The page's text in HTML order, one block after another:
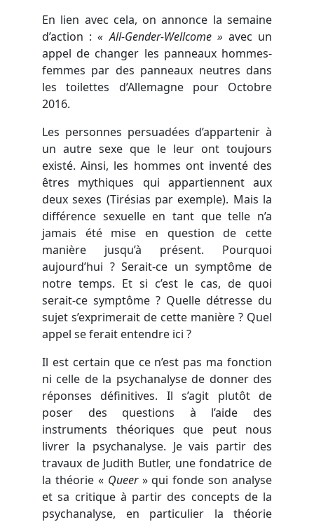
En lien avec cela, on annonce la semaine
d’action :« All-Gender-Wellcome » avec un
appel de changer les panneaux hommes-
femmes par des panneaux neutres dans
les toilettes d’Allemagne pour Octobre
2016.
Les personnes persuadées d’appartenir à
un autre sexe que le leur ont toujours
existé. Ainsi, les hommes ont inventé des
êtres mythiques qui appartiennent aux
deux sexes (Tirésias par exemple). Mais la
différence sexuelle en tant que telle n’a
jamais été mise en question de cette
manière jusqu’à présent. Pourquoi
aujourd’hui ? Serait-ce un symptôme de
notre temps. Et si c’est le cas, de quoi
serait-ce symptôme ? Quelle détresse du
sujet s’exprimerait de cette manière ? Quel
appel se ferait entendre ici ?
Il est certain que ce n’est pas ma fonction
ni celle de la psychanalyse de donner des
réponses définitives. Il s’agit plutôt de
poser des questions à l’aide des
instruments théoriques que peut nous
livrer la psychanalyse. Je vais partir des
travaux de Judith Butler, une fondatrice de
la théorie « Queer » qui fonde son analyse
et sa critique à partir des concepts de la
psychanalyse, en particulier la théorie